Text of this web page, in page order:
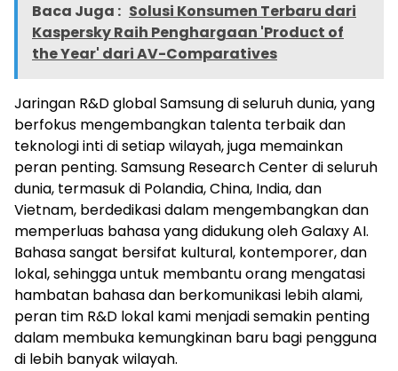
Baca Juga : Solusi Konsumen Terbaru dari
Kaspersky Raih Penghargaan 'Product of
the Year' dari AV-Comparatives
Jaringan R&D global Samsung di seluruh dunia, yang
berfokus mengembangkan talenta terbaik dan
teknologi inti di setiap wilayah, juga memainkan
peran penting. Samsung Research Center di seluruh
dunia, termasuk di Polandia, China, India, dan
Vietnam, berdedikasi dalam mengembangkan dan
memperluas bahasa yang didukung oleh Galaxy AI.
Bahasa sangat bersifat kultural, kontemporer, dan
lokal, sehingga untuk membantu orang mengatasi
hambatan bahasa dan berkomunikasi lebih alami,
peran tim R&D lokal kami menjadi semakin penting
dalam membuka kemungkinan baru bagi pengguna
di lebih banyak wilayah.